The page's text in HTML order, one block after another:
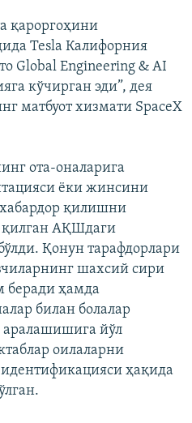
қароргоҳини
Tesla Калифорния
Global Engineering & AI
кўчирган эди”, дея
матбуот хизмати SpaceX
ота-оналарига
ёки жинсини
қилишни
қилган АҚШдаги
Қонун тарафдорлари
шахсий сири
беради ҳамда
билан болалар
аралашишига йўл
оилаларни
ҳақида